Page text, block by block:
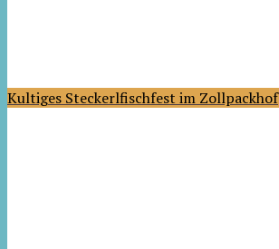
Kultiges Steckerlfischfest im Zollpackhof